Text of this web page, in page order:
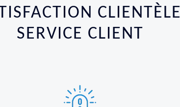
CLIENTÈLE
SERVICE CLIENT